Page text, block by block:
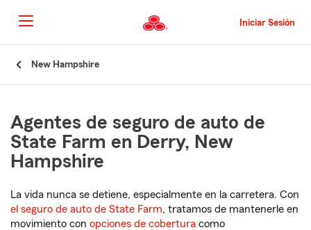
al
contenido
principal
Iniciar Sesión
New Hampshire
Agentes de seguro de auto de
State Farm en Derry, New
Hampshire
La vida nunca se detiene, especialmente en la carretera. Con
el seguro de auto de State Farm, tratamos de mantenerle en
movimiento con opciones de cobertura como